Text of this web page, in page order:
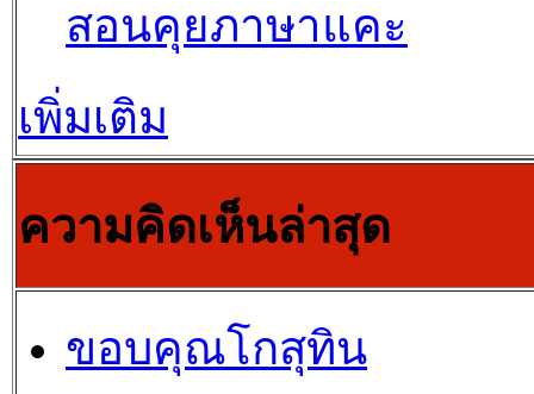
สอนคุยภาษาแคะ
เพิ่มเติม
ความคิดเห็นล่าสุด
ขอบคุณโกสุทิน